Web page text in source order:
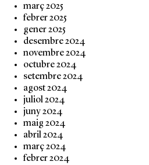
març 2025
febrer 2025
gener 2025
desembre 2024
novembre 2024
octubre 2024
setembre 2024
agost 2024
juliol 2024
juny 2024
maig 2024
abril 2024
març 2024
febrer 2024